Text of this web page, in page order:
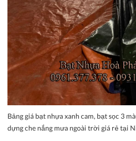
Bảng giá bạt nhựa xanh cam, bạt sọc 3
dựng che nắng mưa ngoài trời giá rẻ tại